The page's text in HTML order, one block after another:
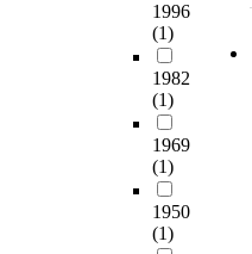
1996
(1)
1982
(1)
1969
(1)
1950
(1)